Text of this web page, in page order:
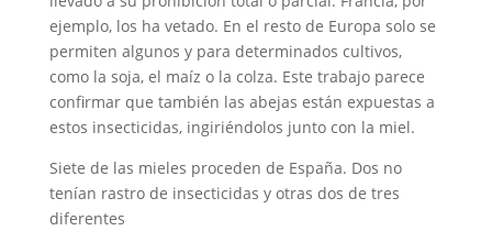
ejemplo, los ha vetado. En el resto de Europa solo se
permiten algunos y para determinados cultivos,
como la soja, el maíz o la colza. Este trabajo parece
confirmar que también las abejas están expuestas a
estos insecticidas, ingiriéndolos junto con la miel.
Siete de las mieles proceden de España. Dos no
tenían rastro de insecticidas y otras dos de tres
diferentes